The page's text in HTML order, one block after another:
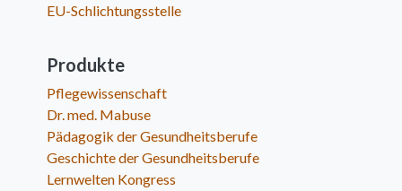
EU-Schlichtungsstelle
Produkte
Pflegewissenschaft
Dr. med. Mabuse
Pädagogik der Gesundheitsberufe
Geschichte der Gesundheitsberufe
Lernwelten Kongress